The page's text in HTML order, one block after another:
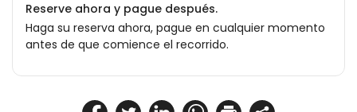
Reserve ahora y pague después.
Haga su reserva ahora, pague en cualquier momento
antes de que comience el recorrido.